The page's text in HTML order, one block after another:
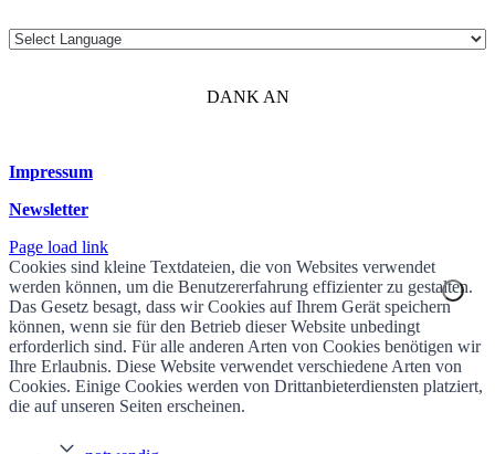
DANK AN
Impressum
Newsletter
Page load link
Cookies sind kleine Textdateien, die von Websites verwendet
werden können, um die Benutzererfahrung effizienter zu gestalten.
Das Gesetz besagt, dass wir Cookies auf Ihrem Gerät speichern
können, wenn sie für den Betrieb dieser Website unbedingt
erforderlich sind. Für alle anderen Arten von Cookies benötigen wir
Ihre Erlaubnis. Diese Website verwendet verschiedene Arten von
Cookies. Einige Cookies werden von Drittanbieterdiensten platziert,
die auf unseren Seiten erscheinen.